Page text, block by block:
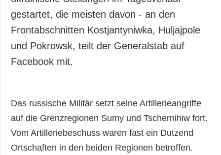
gestartet, die meisten davon - an den
Frontabschnitten Kostjantyniwka, Huljajpole
und Pokrowsk, teilt der Generalstab auf
Facebook mit.
Das russische Militär setzt seine Artillerieangriffe
auf die Grenzregionen Sumy und Tschernihiw fort.
Vom Artilleriebeschuss waren fast ein Dutzend
Ortschaften in den beiden Regionen betroffen.